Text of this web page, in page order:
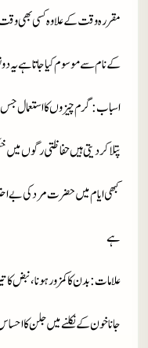
مقررہ وقت کے علاوہ کسی بھی
کے نام سے موسوم کیا جاتا ہے یہ
اسباب: گرم چیزوں کا استعمال
پتلا کر دیتی ہیں حفاظتی رگوں
کبھی ایام میں حضرت مرد کی بے
ہے
علامات: بدن کا کمزور ہونا، نبض
جانا خون کے نکلنے میں جلن کا